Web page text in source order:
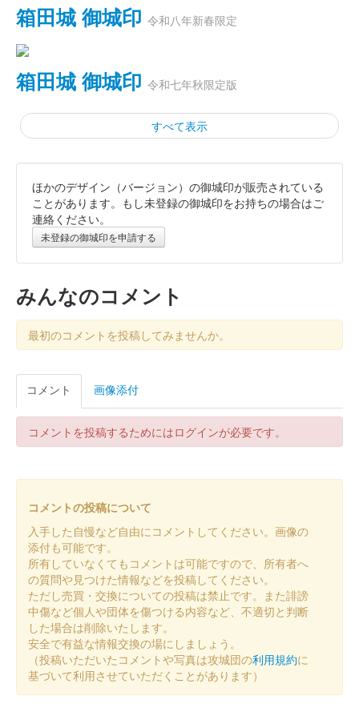
箱田城 御城印 令和八年新春限定
箱田城 御城印 令和七年秋限定版
すべて表示
箱田城 御城印 木曾義仲公秋限定版
箱田城 御城印 巴御前秋限定版
箱田城 御城印 令和七年夏限定版
箱田城 御城印
箱田城 御城印
箱田城 御城印
箱田城 御城印 令和六年春限定版
箱田城 御城印 巴御前 黄金版
販売終了
ほかのデザイン（バージョン）の御城印が販売されている
ことがあります。もし未登録の御城印をお持ちの場合はご
連絡ください。
未登録の御城印を申請する
みんなのコメント
最初のコメントを投稿してみませんか。
コメント 画像添付
コメントを投稿するためにはログインが必要です。
コメントの投稿について
入手した自慢など自由にコメントしてください。画像の
添付も可能です。
所有していなくてもコメントは可能ですので、所有者へ
の質問や見つけた情報などを投稿してください。
ただし売買・交換についての投稿は禁止です。また誹謗
中傷など個人や団体を傷つける内容など、不適切と判断
した場合は削除いたします。
安全で有益な情報交換の場にしましょう。
（投稿いただいたコメントや写真は攻城団の利用規約に
基づいて利用させていただくことがあります）